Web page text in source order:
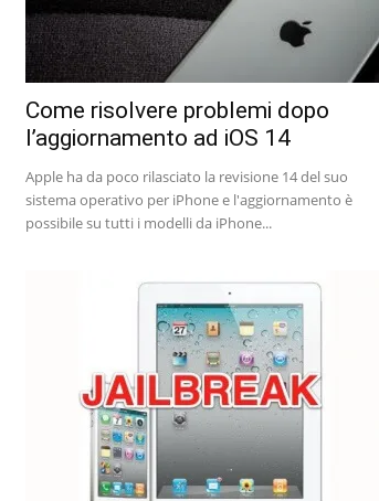
Come risolvere problemi dopo
l’aggiornamento ad iOS 14
Apple ha da poco rilasciato la revisione 14 del suo
sistema operativo per iPhone e l'aggiornamento è
possibile su tutti i modelli da iPhone...